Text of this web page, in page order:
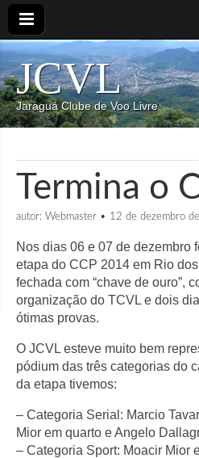
JCVL
Jaraguá Clube de Voo Livre
Termina o
autor: Webmaster • 12 de dezembro
Nos dias 06 e 07 de dezembro
etapa do CCP 2014 em Rio
fechada com “chave de ouro”,
organização do TCVL e dois
ótimas provas.
O JCVL esteve muito bem
pódium das três categorias do
da etapa tivemos:
– Categoria Serial: Marcio
Mior em quarto e Angelo
– Categoria Sport: Moacir Mior